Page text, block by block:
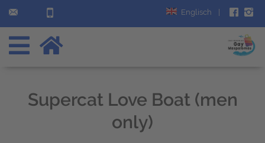
Englisch
Supercat Love Boat (men
only)